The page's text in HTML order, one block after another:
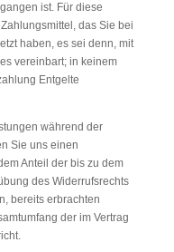
ist. Für diese
das Sie bei
haben, es sei denn, mit
vereinbart; in keinem
Entgelte
während der
Sie uns einen
Anteil der bis zu dem
des Widerrufsrechts
bereits erbrachten
der im Vertrag